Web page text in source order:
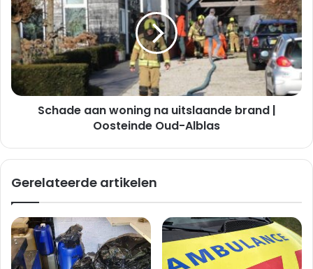
woning
na
uitslaande
brand
|
Oosteinde
Oud-
Schade aan woning na uitslaande brand |
Oosteinde Oud-Alblas
Gerelateerde artikelen